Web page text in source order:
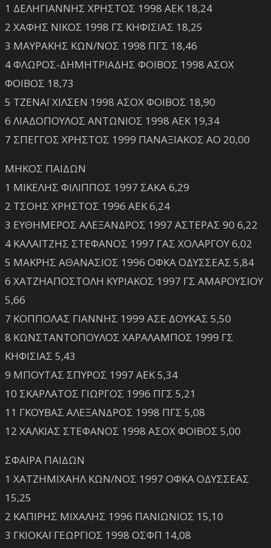
1 ΔΕΛΗΓΙΑΝΝΗΣ ΧΡΗΣΤΟΣ 1998 ΑΕΚ 18,24
2 ΧΑΦΗΣ ΝΙΚΟΣ 1998 ΓΣ ΚΗΦΙΣΙΑΣ 18,25
3 ΜΑΥΡΑΚΗΣ ΚΩΝ/ΝΟΣ 1998 ΠΓΣ 18,46
4 ΦΛΩΡΟΣ-ΔΗΜΗΤΡΙΑΔΗΣ ΦΟΙΒΟΣ 1998 ΑΣΟΧ
ΦΟΙΒΟΣ 18,73
5 ΤΖΕΝΑΪ ΧΙΛΣΕΝ 1998 ΑΣΟΧ ΦΟΙΒΟΣ 18,90
6 ΛΙΑΔΟΠΟΥΛΟΣ ΑΝΤΩΝΙΟΣ 1998 ΑΕΚ 19,34
7 ΣΠΕΓΓΟΣ ΧΡΗΣΤΟΣ 1999 ΠΑΝΑΞΙΑΚΟΣ ΑΟ 20,00
ΜΗΚΟΣ ΠΑΙΔΩΝ
1 ΜΙΚΕΛΗΣ ΦΙΛΙΠΠΟΣ 1997 ΣΑΚΑ 6,29
2 ΤΣΟΗΣ ΧΡΗΣΤΟΣ 1996 ΑΕΚ 6,24
3 ΕΥΘΗΜΕΡΟΣ ΑΛΕΞΑΝΔΡΟΣ 1997 ΑΣΤΕΡΑΣ 90 6,22
4 ΚΑΛΑΪΤΖΗΣ ΣΤΕΦΑΝΟΣ 1997 ΓΑΣ ΧΟΛΑΡΓΟΥ 6,02
5 ΜΑΚΡΗΣ ΑΘΑΝΑΣΙΟΣ 1996 ΟΦΚΑ ΟΔΥΣΣΕΑΣ 5,84
6 ΧΑΤΖΗΑΠΟΣΤΟΛΗ ΚΥΡΙΑΚΟΣ 1997 ΓΣ ΑΜΑΡΟΥΣΙΟΥ
5,66
7 ΚΟΠΠΟΛΑΣ ΓΙΑΝΝΗΣ 1999 ΑΣΕ ΔΟΥΚΑΣ 5,50
8 ΚΩΝΣΤΑΝΤΟΠΟΥΛΟΣ ΧΑΡΑΛΑΜΠΟΣ 1999 ΓΣ
ΚΗΦΙΣΙΑΣ 5,43
9 ΜΠΟΥΤΑΣ ΣΠΥΡΟΣ 1997 ΑΕΚ 5,34
10 ΣΚΑΡΛΑΤΟΣ ΓΙΩΡΓΟΣ 1996 ΠΓΣ 5,21
11 ΓΚΟΥΒΑΣ ΑΛΕΞΑΝΔΡΟΣ 1998 ΠΓΣ 5,08
12 ΧΑΛΚΙΑΣ ΣΤΕΦΑΝΟΣ 1998 ΑΣΟΧ ΦΟΙΒΟΣ 5,00
ΣΦΑΙΡΑ ΠΑΙΔΩΝ
1 ΧΑΤΖΗΜΙΧΑΗΛ ΚΩΝ/ΝΟΣ 1997 ΟΦΚΑ ΟΔΥΣΣΕΑΣ
15,25
2 ΚΑΠΙΡΗΣ ΜΙΧΑΛΗΣ 1996 ΠΑΝΙΩΝΙΟΣ 15,10
3 ΓΚΙΟΚΑΪ ΓΕΩΡΓΙΟΣ 1998 ΟΣΦΠ 14,08